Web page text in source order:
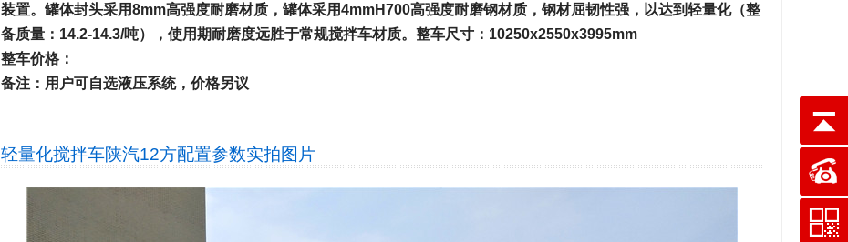
装置。罐体封头采用8mm高强度耐磨材质，罐体采用4mmH700高强度耐磨钢材质，钢材屈韧性强，以达到轻量化（整
备质量：14.2-14.3/吨），使用期耐磨度远胜于常规搅拌车材质。整车尺寸：10250x2550x3995mm
整车价格：
备注：用户可自选液压系统，价格另议
轻量化搅拌车陕汽12方配置参数实拍图片